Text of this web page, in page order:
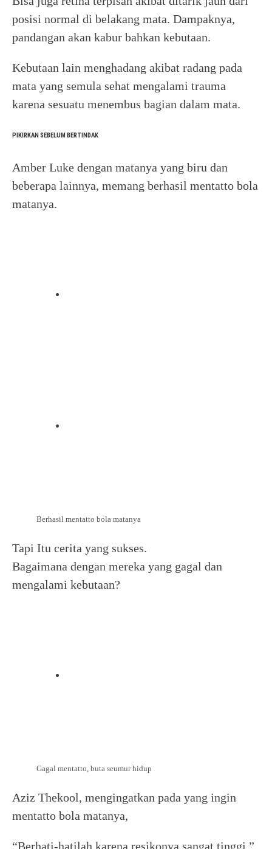
posisi normal di belakang mata. Dampaknya,
pandangan akan kabur bahkan kebutaan.
Kebutaan lain menghadang akibat radang pada
mata yang semula sehat mengalami trauma
karena sesuatu menembus bagian dalam mata.
PIKIRKAN SEBELUM BERTINDAK
Amber Luke dengan matanya yang biru dan
beberapa lainnya, memang berhasil mentatto bola
matanya.
Berhasil mentatto bola matanya
Tapi Itu cerita yang sukses.
Bagaimana dengan mereka yang gagal dan
mengalami kebutaan?
Gagal mentatto, buta seumur hidup
Aziz Thekool, mengingatkan pada yang ingin
mentatto bola matanya,
“Berhati-hatilah karena resikonya sangat tinggi,”